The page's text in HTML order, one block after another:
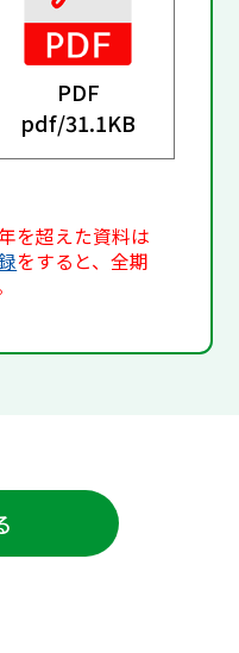
PDF
pdf/31.1KB
を超えた資料は
をすると、全期